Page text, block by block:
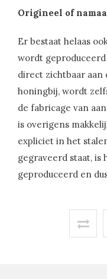
Origineel of
Er bestaat helaas
wordt
direct zichtbaar aan
honingbij, wordt
de fabricage van
is overigens
expliciet in het
gegraveerd staat,
geproduceerd en